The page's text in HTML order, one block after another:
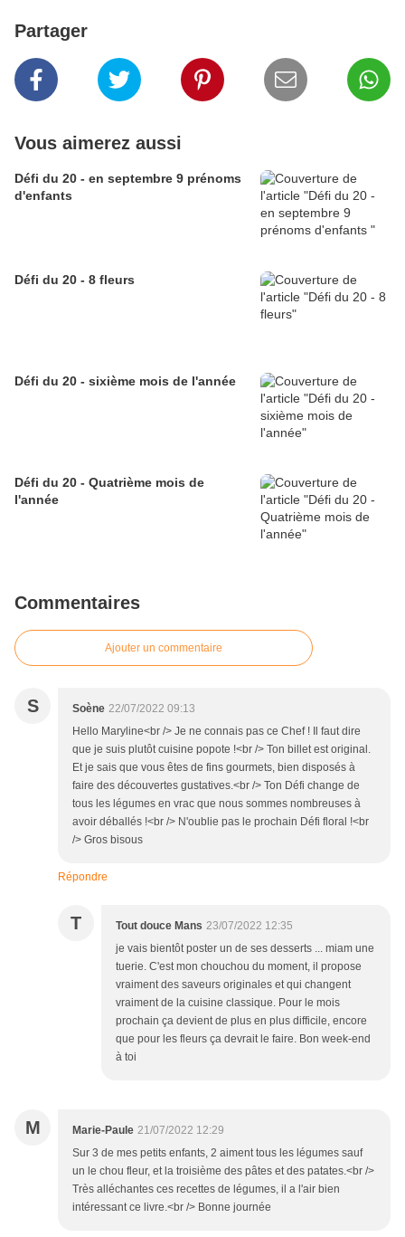
Partager
Vous aimerez aussi
Défi du 20 - en septembre 9 prénoms
d'enfants
Défi du 20 - 8 fleurs
Défi du 20 - sixième mois de l'année
Défi du 20 - Quatrième mois de
l'année
Commentaires
Ajouter un commentaire
S Soène 22/07/2022 09:13
Hello Maryline<br /> Je ne connais pas ce Chef ! Il faut dire
que je suis plutôt cuisine popote !<br /> Ton billet est original.
Et je sais que vous êtes de fins gourmets, bien disposés à
faire des découvertes gustatives.<br /> Ton Défi change de
tous les légumes en vrac que nous sommes nombreuses à
avoir déballés !<br /> N'oublie pas le prochain Défi floral !<br
/> Gros bisous
Répondre
T Tout douce Mans 23/07/2022 12:35
je vais bientôt poster un de ses desserts ... miam une
tuerie. C'est mon chouchou du moment, il propose
vraiment des saveurs originales et qui changent
vraiment de la cuisine classique. Pour le mois
prochain ça devient de plus en plus difficile, encore
que pour les fleurs ça devrait le faire. Bon week-end
à toi
M Marie-Paule 21/07/2022 12:29
Sur 3 de mes petits enfants, 2 aiment tous les légumes sauf
un le chou fleur, et la troisième des pâtes et des patates.<br />
Très alléchantes ces recettes de légumes, il a l'air bien
intéressant ce livre.<br /> Bonne journée